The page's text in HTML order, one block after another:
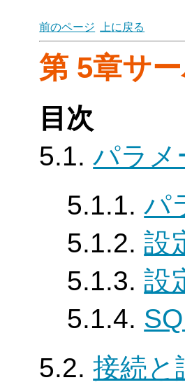
前のページ
上に戻る
第 5章サ
目次
5.1.パラメ
5.1.1.パ
5.1.2.設
5.1.3.設
5.1.4.
5.2.接続と